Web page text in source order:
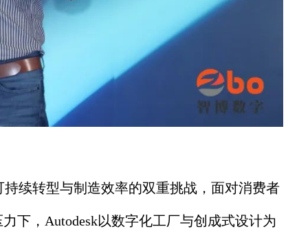
续转型与制造效率的双重挑战，面对消费者
下，Autodesk以数字化工厂与创成式设计为